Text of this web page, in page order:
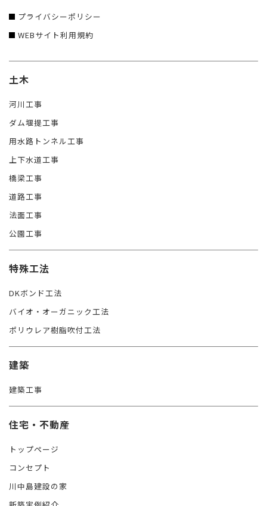
プライバシーポリシー
WEBサイト利用規約
土木
河川工事
ダム堰提工事
用水路トンネル工事
上下水道工事
橋梁工事
道路工事
法面工事
公園工事
特殊工法
DKボンド工法
バイオ・オーガニック工法
ポリウレア樹脂吹付工法
建築
建築工事
住宅・不動産
トップページ
コンセプト
川中島建設の家